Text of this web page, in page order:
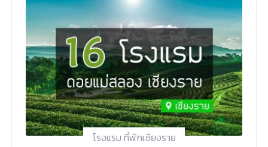
โรงแรม ที่พักเชียงราย